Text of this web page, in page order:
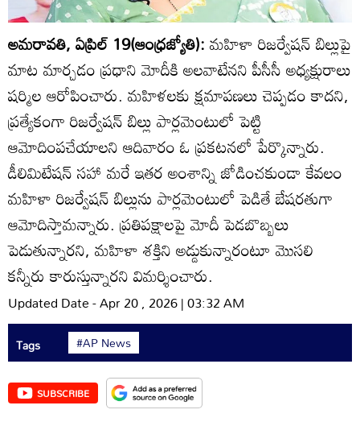
అమరావతి, ఏప్రిల్‌ 19(ఆంధ్రజ్యోతి):మహిళా రిజర్వేషన్‌ బిల్లుపై
మాట మార్చడం ప్రధాని మోదీకి అలవాటేనని పీసీసీ అధ్యక్షురాలు
షర్మిల ఆరోపించారు. మహిళలకు క్షమాపణలు చెప్పడం కాదని,
ప్రత్యేకంగా రిజర్వేషన్‌ బిల్లు పార్లమెంటులో పెట్టి
ఆమోదింపచేయాలని ఆదివారం ఓ ప్రకటనలో పేర్కొన్నారు.
డీలిమిటేషన్‌ సహా మరే ఇతర అంశాన్ని జోడించకుండా కేవలం
మహిళా రిజర్వేషన్‌ బిల్లును పార్లమెంటులో పెడితే బేషరతుగా
ఆమోదిస్తామన్నారు. ప్రతిపక్షాలపై మోదీ పెడబొబ్బలు
పెడుతున్నారని, మహిళా శక్తిని అడ్డుకున్నారంటూ మొసలి
కన్నీరు కారుస్తున్నారని విమర్శించారు.
Updated Date - Apr 20 , 2026 | 03:32 AM
Tags #AP News
SUBSCRIBE